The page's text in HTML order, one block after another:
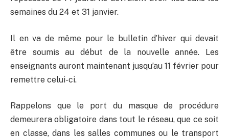
semaines du 24 et 31 janvier.
Il en va de même pour le bulletin d’hiver qui devait
être soumis au début de la nouvelle année. Les
enseignants auront maintenant jusqu’au 11 février pour
remettre celui-ci.
Rappelons que le port du masque de procédure
demeurera obligatoire dans tout le réseau, que ce soit
en classe, dans les salles communes ou le transport